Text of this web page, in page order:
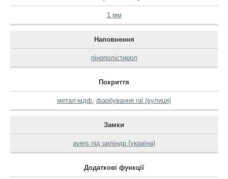
1 мм
Наповнення
пінополістирол
Покриття
метал-мдф фарбування ral (вулиця)
Замки
avers під циліндр (україна)
Додаткові функції